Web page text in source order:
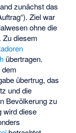
zunächst das
Ziel war
ohne die
Zu diesem
übertragen.
übertrug, das
und die
Bevölkerung zu
wird diese